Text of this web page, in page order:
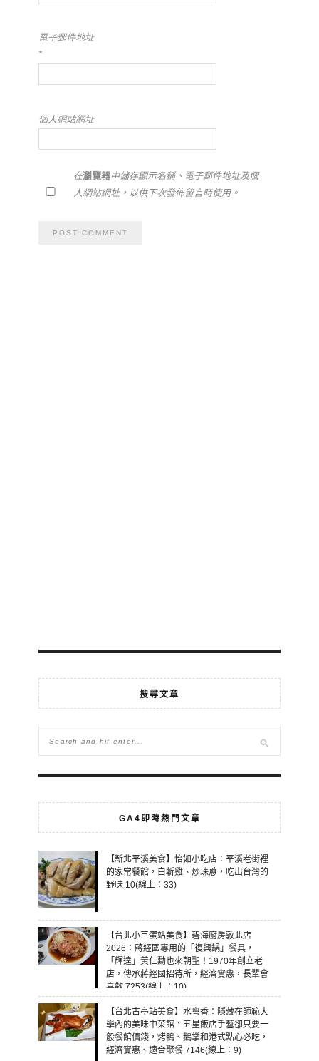
電子郵件地址
*
個人網站網址
在瀏覽器中儲存顯示名稱、電子郵件地址及個
人網站網址，以供下次發佈留言時使用。
搜尋文章
GA4即時熱門文章
【新北平溪美食】怡如小吃店：平溪老街裡
的家常餐館，白斬雞、炒珠蔥，吃出台灣的
野味 10(線上：33)
【台北小巨蛋站美食】碧海廚房敦北店
2026：蔣經國專用的「復興鍋」餐具，
「輝達」黃仁勳也來朝聖！1970年創立老
店，傳承蔣經國招待所，經濟實惠，長輩會
喜歡 7253(線上：10)
【台北古亭站美食】水粵香：隱藏在師範大
學內的美味中菜館，五星飯店手藝卻只要一
般餐館價錢，烤鴨、鵝掌和港式點心必吃，
經濟實惠、適合聚餐 7146(線上：9)